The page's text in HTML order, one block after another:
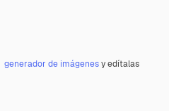
generador de imágenesy edítalas